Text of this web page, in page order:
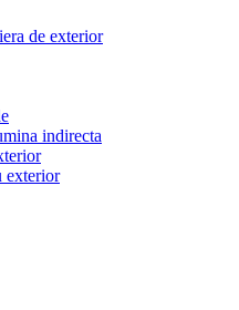
de exterior
indirecta
exterior